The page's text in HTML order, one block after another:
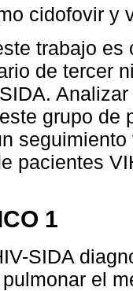
cidofovir y
trabajo
de tercer
grupo de
pacientes
1
SIDA
el